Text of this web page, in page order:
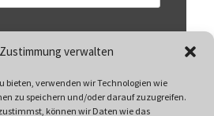
verwalten
bieten, verwenden wir Technologien wie
zu speichern und/oder darauf zuzugreifen.
können wir Daten wie das